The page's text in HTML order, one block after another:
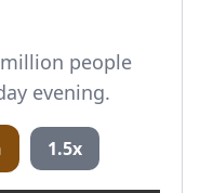
people
evening.
1.5x